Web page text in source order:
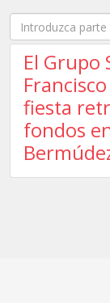
Introduzca
El Grupo
fiesta
fondos